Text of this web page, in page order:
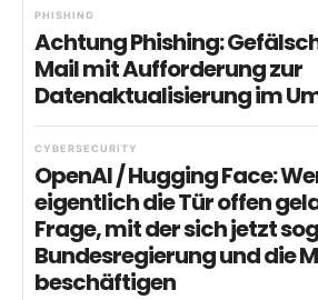
PHISHING
Achtung Phishing:
Mail mit Aufforderung zur
Datenaktualisierung im
CYBERSECURITY
OpenAI / Hugging Face:
eigentlich die Tür offen
Frage, mit der sich jetzt
Bundesregierung und die
beschäftigen